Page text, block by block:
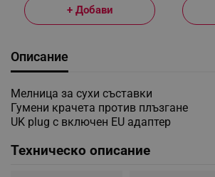
+ Добави
Описание
Мелница за сухи съставки
Гумени крачета против плъзгане
UK plug с включен EU адаптер
Техническо описание